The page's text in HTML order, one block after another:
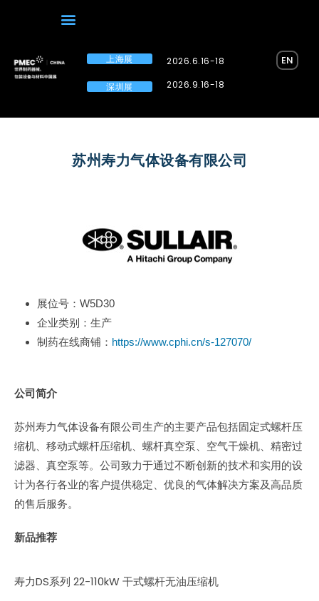
上海展
深圳展
2026.6.16-18
2026.9.16-18
EN
苏州寿力气体设备有限公司
展位号：W5D30
企业类别：生产
制药在线商铺： https://www.cphi.cn/s-127070/
公司简介
苏州寿力气体设备有限公司生产的主要产品包括固定式螺杆压
缩机、移动式螺杆压缩机、螺杆真空泵、空气干燥机、精密过
滤器、真空泵等。公司致力于通过不断创新的技术和实用的设
计为各行各业的客户提供稳定、优良的气体解决方案及高品质
的售后服务。
新品推荐
寿力DS系列 22-110kW 干式螺杆无油压缩机